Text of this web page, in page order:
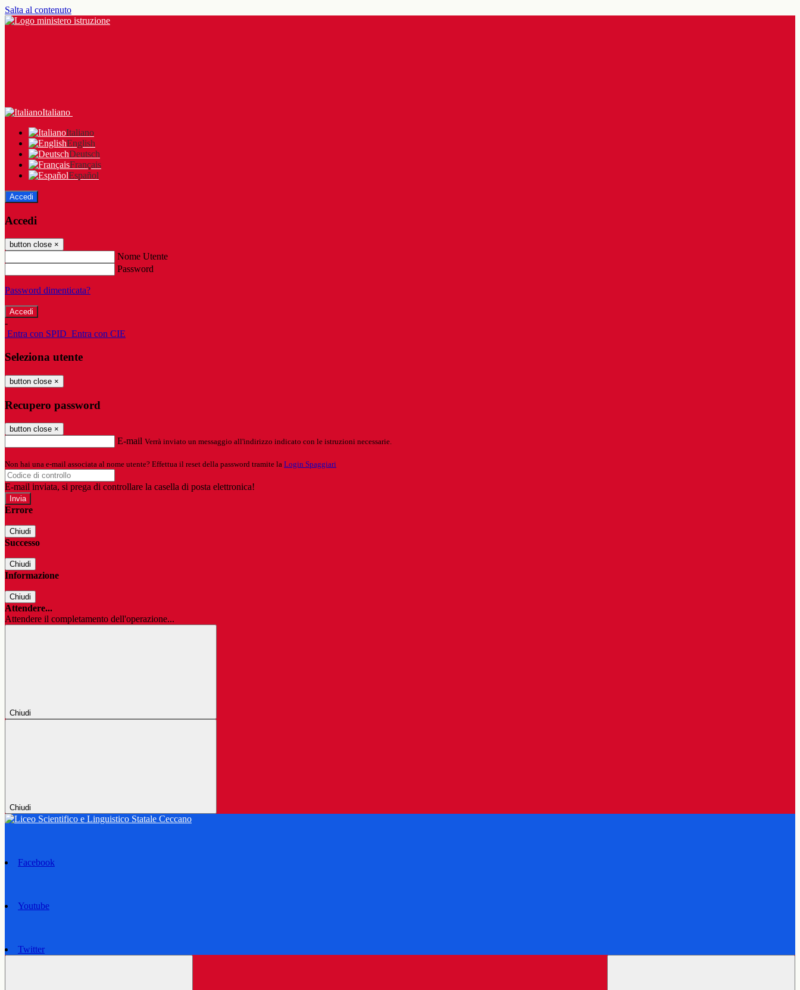
Salta al contenuto
Italiano
Italiano
English
Deutsch
Français
Español
Accedi
Accedi
button close ×
Nome Utente
Password
Password dimenticata?
-
Entra con SPID Entra con CIE
Seleziona utente
button close ×
Recupero password
button close ×
E-mail Verrà inviato un messaggio all'indirizzo indicato con le istruzioni necessarie.
Non hai una e-mail associata al nome utente? Effettua il reset della password tramite la Login Spaggiari
E-mail inviata, si prega di controllare la casella di posta elettronica!
Errore
Chiudi
Successo
Chiudi
Informazione
Chiudi
Attendere...
Attendere il completamento dell'operazione...
Chiudi
Chiudi
Facebook
Youtube
Twitter